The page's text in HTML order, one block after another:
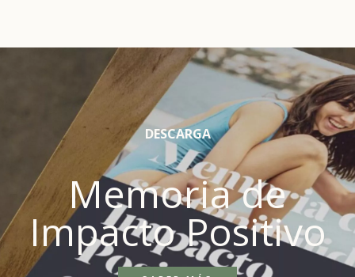
DESCARGA
Memoria de
Impacto Positivo